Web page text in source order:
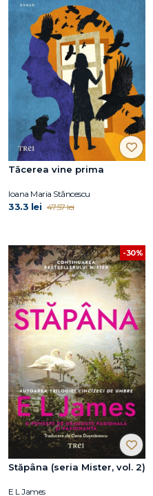
Tăcerea vine prima
Ioana Maria Stăncescu
33.3 lei 47.57 lei
-30%
Stăpâna (seria Mister, vol. 2)
E L James